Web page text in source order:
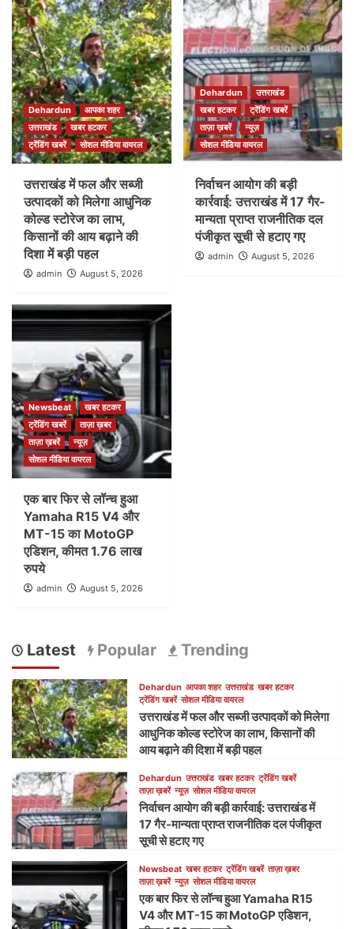
Dehardun
आपका शहर
उत्तराखंड
खबर हटकर
ट्रेंडिंग खबरें
सोशल मीडिया वायरल
उत्तराखंड में फल और सब्जी
उत्पादकों को मिलेगा आधुनिक
कोल्ड स्टोरेज का लाभ,
किसानों की आय बढ़ाने की
दिशा में बड़ी पहल
admin August 5, 2026
Dehardun
उत्तराखंड
खबर हटकर
ट्रेंडिंग खबरें
ताज़ा ख़बरें
न्यूज़
सोशल मीडिया वायरल
निर्वाचन आयोग की बड़ी
कार्रवाई: उत्तराखंड में 17 गैर-
मान्यता प्राप्त राजनीतिक दल
पंजीकृत सूची से हटाए गए
admin August 5, 2026
Newsbeat
खबर हटकर
ट्रेंडिंग खबरें
ताज़ा ख़बर
ताज़ा ख़बरें
न्यूज़
सोशल मीडिया वायरल
एक बार फिर से लॉन्च हुआ
Yamaha R15 V4 और
MT-15 का MotoGP
एडिशन, कीमत 1.76 लाख
रुपये
admin August 5, 2026
Latest Popular Trending
Dehardun आपका शहर उत्तराखंड खबर हटकर
ट्रेंडिंग खबरें सोशल मीडिया वायरल
उत्तराखंड में फल और सब्जी उत्पादकों को मिलेगा
आधुनिक कोल्ड स्टोरेज का लाभ, किसानों की
आय बढ़ाने की दिशा में बड़ी पहल
Dehardun उत्तराखंड खबर हटकर ट्रेंडिंग खबरें
ताज़ा ख़बरें न्यूज़ सोशल मीडिया वायरल
निर्वाचन आयोग की बड़ी कार्रवाई: उत्तराखंड में
17 गैर-मान्यता प्राप्त राजनीतिक दल पंजीकृत
सूची से हटाए गए
Newsbeat खबर हटकर ट्रेंडिंग खबरें ताज़ा ख़बर
ताज़ा ख़बरें न्यूज़ सोशल मीडिया वायरल
एक बार फिर से लॉन्च हुआ Yamaha R15
V4 और MT-15 का MotoGP एडिशन,